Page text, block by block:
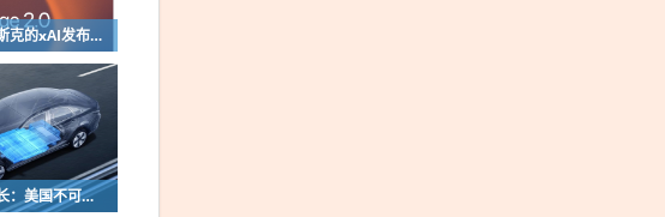
全球第二！马斯克的xAI发布Grok Imagine Image 2.0模型：AI生图/编辑能力大增
福特执行董事长：美国不可能永远把中国车企挡在门外 进来也有信心击败